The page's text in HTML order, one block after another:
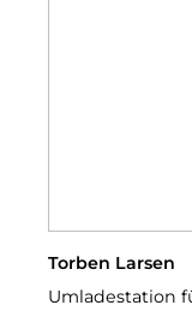
Torben Larsen
Umladestation